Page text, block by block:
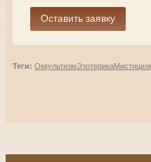
Теги: ОккультизмЭзотерика